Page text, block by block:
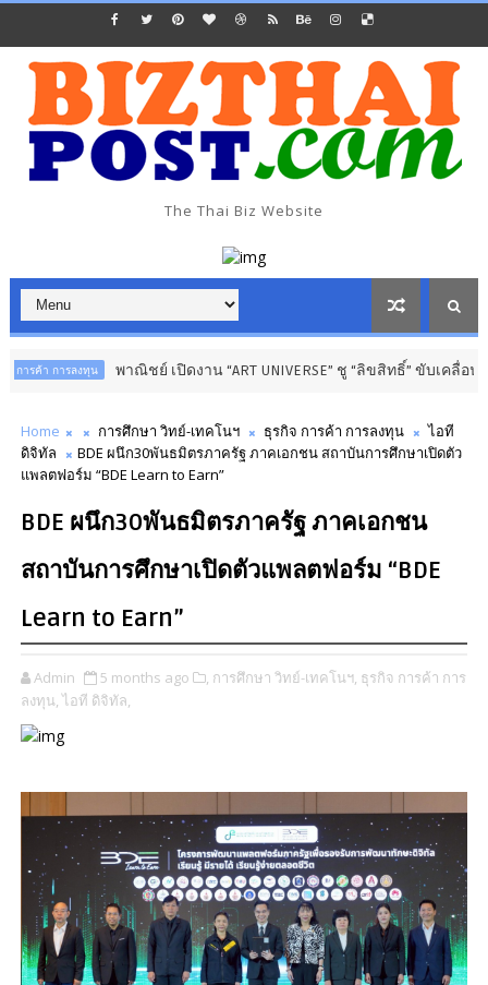
The Thai Biz Website
ทุน พาณิชย์ เปิดงาน “ART UNIVERSE” ชู “ลิขสิทธิ์” ขับเคลื่อนเศรษฐกิจสร้
Home การศึกษา วิทย์-เทคโนฯ ธุรกิจ การค้า การลงทุน
ไอที
ดิจิทัล
BDE ผนึก30พันธมิตรภาครัฐ ภาคเอกชน สถาบันการศึกษาเปิดตัว
แพลตฟอร์ม “BDE Learn to Earn”
BDE ผนึก30พันธมิตรภาครัฐ ภาคเอกชน
สถาบันการศึกษาเปิดตัวแพลตฟอร์ม “BDE
Learn to Earn”
Admin 5 months ago ​, การศึกษา วิทย์-เทคโนฯ, ธุรกิจ การค้า การ
ลงทุน, ไอที ดิจิทัล,